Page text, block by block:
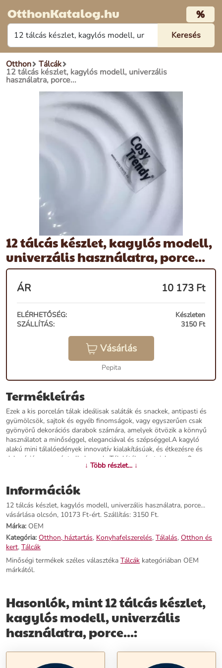
OtthonKatalog.hu %
Otthon Tálcák
12 tálcás készlet, kagylós modell, univerzális
használatra, porce...
12 tálcás készlet, kagylós modell,
univerzális használatra, porce...
ÁR 10 173 Ft
ELÉRHETŐSÉG:
Készleten
SZÁLLÍTÁS:
3150 Ft
Vásárlás
Pepita
Termékleírás
Ezek a kis porcelán tálak ideálisak saláták és snackek, antipasti és
gyümölcsök, sajtok és egyéb finomságok, vagy egyszerűen csak
gyönyörű dekorációs darabok számára, amelyek ötvözik a könnyű
használatot a minőséggel, eleganciával és szépséggel.A kagyló
alakú mini tálalóedények innovatív kialakításúak, és étkezésre és
dekorációra egyaránt alkalmasak. Tálalótál méretei: hossza 9 cm,
szélessége 8 cm, magassága 2 cm.Anyag: porcelánBemutató: 4
↓ Több részlet... ↓
Információk
12 tálcás készlet, kagylós modell, univerzális használatra, porce...
vásárlása olcsón, 10173 Ft-ért. Szállítás: 3150 Ft.
Márka: OEM
Kategória: Otthon, háztartás, Konyhafelszerelés, Tálalás, Otthon és
kert, Tálcák
Minőségi termékek széles választéka Tálcák kategóriában OEM
márkától.
Hasonlók, mint 12 tálcás készlet,
kagylós modell, univerzális
használatra, porce...: